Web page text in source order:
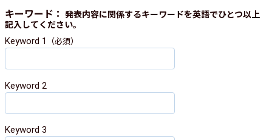
キーワード：
発表内容に関係するキーワードを英語でひとつ以上
記入してください。
Keyword 1 （必須）
Keyword 2
Keyword 3